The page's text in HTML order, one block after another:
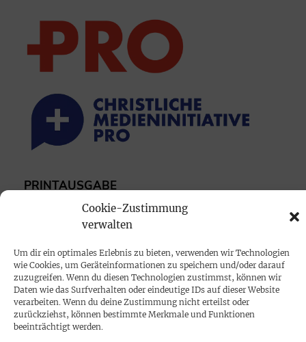
Cookie-Zustimmung
verwalten
Um dir ein optimales Erlebnis zu bieten, verwenden wir Technologien
wie Cookies, um Geräteinformationen zu speichern und/oder darauf
zuzugreifen. Wenn du diesen Technologien zustimmst, können wir
Daten wie das Surfverhalten oder eindeutige IDs auf dieser Website
verarbeiten. Wenn du deine Zustimmung nicht erteilst oder
zurückziehst, können bestimmte Merkmale und Funktionen
beeinträchtigt werden.
PRINTAUSGABE
Mediadaten
PROKOMPAKT
Impressum
SPENDEN
Datenschutz